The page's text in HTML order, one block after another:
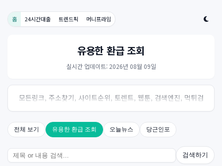
홈 24시간대출 트렌드픽 머니프라임
유용한 환급 조회
실시간 업데이트: 2026년 08월 09일
모든링크, 주소찾기, 사이트순위, 토렌트, 웹툰, 검색엔진, 먹튀검
증, 스포츠, 드라마, 커뮤니티 링크사이트! 여기여
전체 보기 유용한 환급 조회 오늘뉴스 당근인포
검색하기